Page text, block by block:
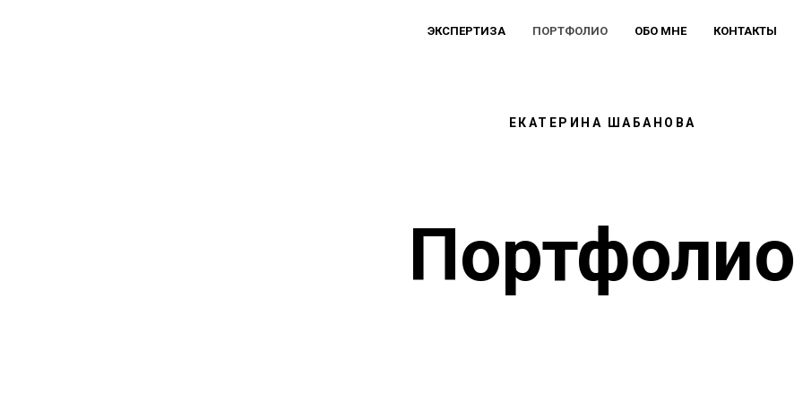
ЭКСПЕРТИЗА ПОРТФОЛИО ОБО МНЕ КОНТАКТЫ
ЕКАТЕРИНА ШАБАНОВА
Портфолио